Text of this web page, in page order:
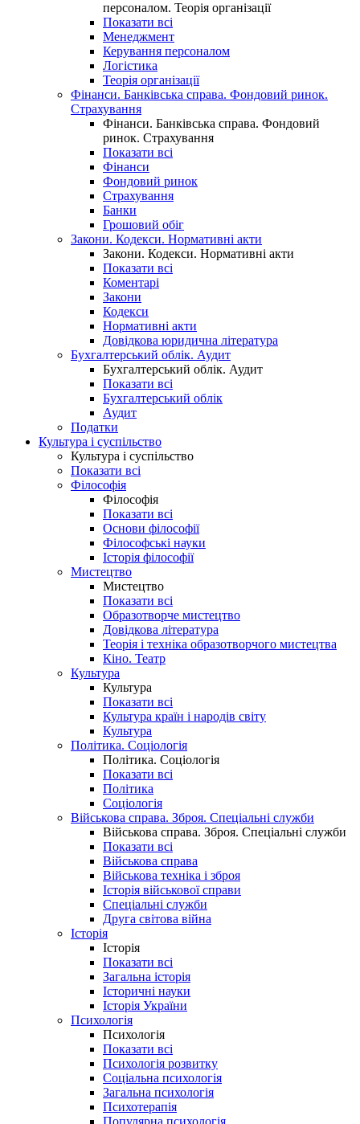
персоналом. Теорія організації
Показати всі
Менеджмент
Керування персоналом
Логістика
Теорія організації
Фінанси. Банківська справа. Фондовий ринок.
Страхування
Фінанси. Банківська справа. Фондовий
ринок. Страхування
Показати всі
Фінанси
Фондовий ринок
Страхування
Банки
Грошовий обіг
Закони. Кодекси. Нормативні акти
Закони. Кодекси. Нормативні акти
Показати всі
Коментарі
Закони
Кодекси
Нормативні акти
Довідкова юридична література
Бухгалтерський облік. Аудит
Бухгалтерський облік. Аудит
Показати всі
Бухгалтерський облік
Аудит
Податки
Культура і суспільство
Культура і суспільство
Показати всі
Філософія
Філософія
Показати всі
Основи філософії
Філософські науки
Історія філософії
Мистецтво
Мистецтво
Показати всі
Образотворче мистецтво
Довідкова література
Теорія і техніка образотворчого мистецтва
Кіно. Театр
Культура
Культура
Показати всі
Культура країн і народів світу
Культура
Політика. Соціологія
Політика. Соціологія
Показати всі
Політика
Соціологія
Військова справа. Зброя. Спеціальні служби
Військова справа. Зброя. Спеціальні служби
Показати всі
Військова справа
Військова техніка і зброя
Історія військової справи
Спеціальні служби
Друга світова війна
Історія
Історія
Показати всі
Загальна історія
Історичні науки
Історія України
Психологія
Психологія
Показати всі
Психологія розвитку
Соціальна психологія
Загальна психологія
Психотерапія
Популярна психологія